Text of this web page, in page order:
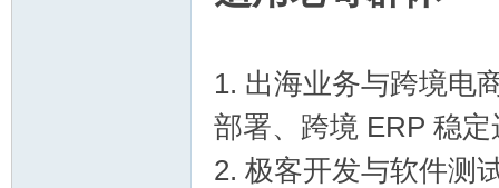
1. 出海业务与跨境电
部署、跨境 ERP 稳
2. 极客开发与软件测